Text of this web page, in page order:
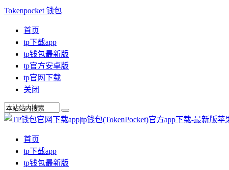
Tokenpocket 钱包
首页
tp下载app
tp钱包最新版
tp官方安卓版
tp官网下载
关闭
首页
tp下载app
tp钱包最新版